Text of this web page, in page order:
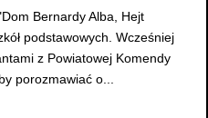
Bernardy Alba, Hejt
podstawowych. Wcześniej
z Powiatowej Komendy
porozmawiać o...